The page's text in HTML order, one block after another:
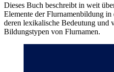
Dieses Buch beschreibt in weit
Elemente der Flurnamenbildung
deren lexikalische Bedeutung und
Bildungstypen von Flurnamen.